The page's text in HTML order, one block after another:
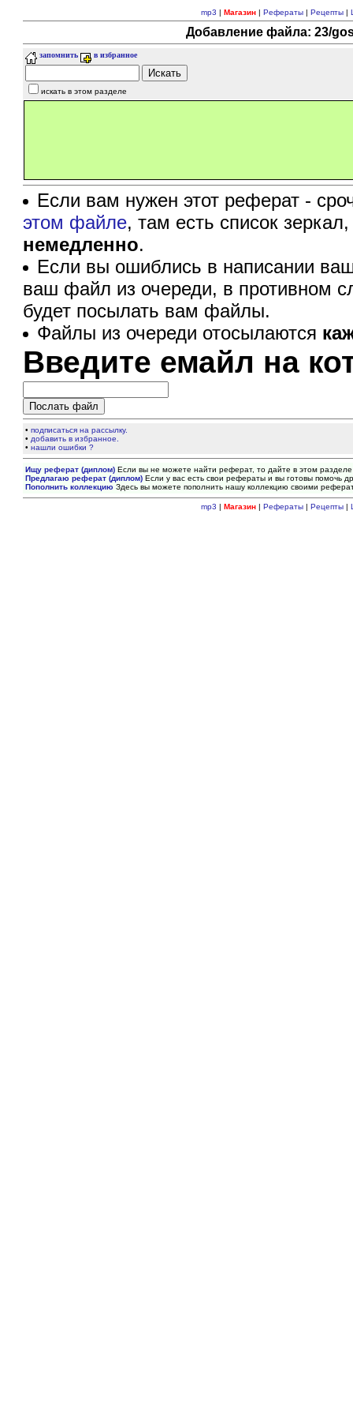
mp3 | Магазин| Рефераты| Рецепты|
Добавление файла: 23/
запомнить в избранное
искать в этом разделе
Если вам нужен этот реферат -
этом файле, там есть список
немедленно.
Если вы ошиблись в написании
ваш файл из очереди, в противном
будет посылать вам файлы.
Файлы из очереди отосылаются
Введите емайл на
•подписаться на рассылку.
• добавить в избранное.
•нашли ошибки ?
Ищу реферат (диплом) Если вы не можете найти реферат, то дайте в этом
Предлагаю реферат (диплом) Если у вас есть свои рефераты и вы готовы помочь
Пополнить коллекцию Здесь вы можете пополнить нашу коллекцию своими
mp3 | Магазин| Рефераты| Рецепты|